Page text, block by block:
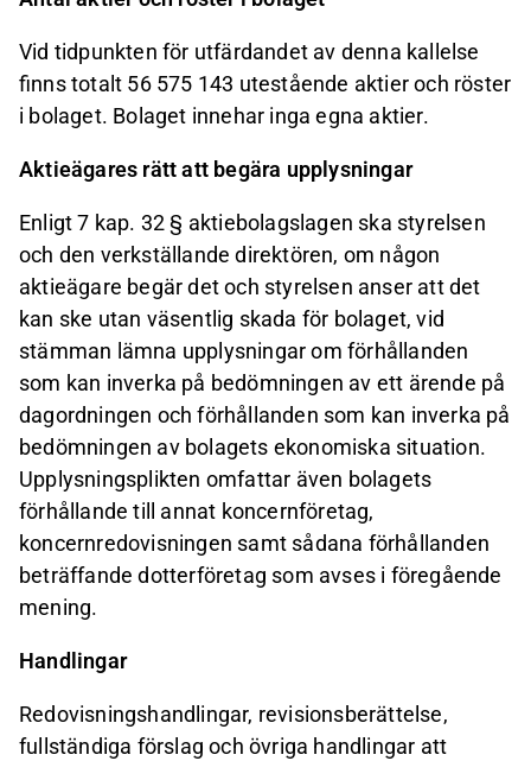
Vid tidpunkten för utfärdandet av denna kallelse
finns totalt 56 575 143 utestående aktier och röster
i bolaget. Bolaget innehar inga egna aktier.
Aktieägares rätt att begära upplysningar
Enligt 7 kap. 32 § aktiebolagslagen ska styrelsen
och den verkställande direktören, om någon
aktieägare begär det och styrelsen anser att det
kan ske utan väsentlig skada för bolaget, vid
stämman lämna upplysningar om förhållanden
som kan inverka på bedömningen av ett ärende på
dagordningen och förhållanden som kan inverka på
bedömningen av bolagets ekonomiska situation.
Upplysningsplikten omfattar även bolagets
förhållande till annat koncernföretag,
koncernredovisningen samt sådana förhållanden
beträffande dotterföretag som avses i föregående
mening.
Handlingar
Redovisningshandlingar, revisionsberättelse,
fullständiga förslag och övriga handlingar att